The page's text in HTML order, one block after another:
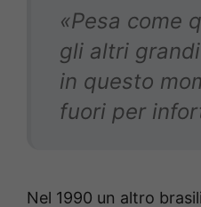
«Pesa come
gli altri
in questo
fuori per
Nel 1990 un altro